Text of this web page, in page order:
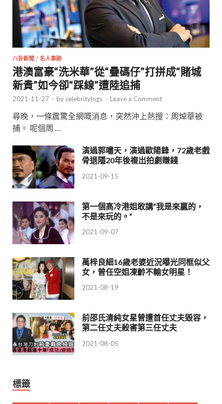
八卦新聞 / 名人事跡
港澳富豪“洗米華”從“疊碼仔”打拼成“賭城
新貴”如今卻“踩線”遭陸追捕
2021-11-27 - by celebritylogs - Leave a Comment
尋晚，一條震驚全網嘅消息，突然沖上熱搜：周焯華被
捕。 呢個周 …
演過郭嘯天，演過歐陽鋒，72歲老戲
骨退隱20年後複出拍劇賺錢
2021-09-15
第一個高冷港姐敢講“我是來贏的，
不是來玩的。”
2021-09-07
萬梓良細16歲老婆近況曝光同框似父
女，曾任空姐凍齡不輸女明星！
2021-08-19
前邵氏清純女星曾遭首任丈夫毀容，
第二任丈夫殺害第三任丈夫
2021-08-05
標籤